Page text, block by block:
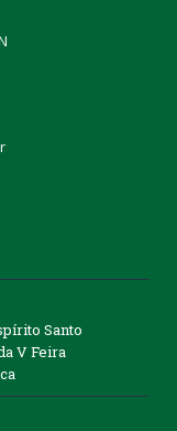
Santo
V Feira